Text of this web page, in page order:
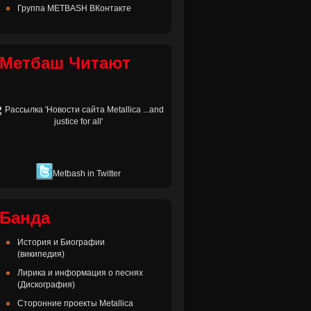
Группа METBASH ВКонтакте
Метбаш Читают
Metbash in Twitter
Банда
История и Биографии
(википедия)
Лирика и информация о песнях
(Дискография)
Сторонние проекты Metallica